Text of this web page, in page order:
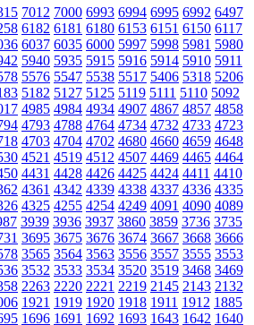
7012 7000 6993 6994 6995 6992 6497
6182 6181 6180 6153 6151 6150 6117
6037 6035 6000 5997 5998 5981 5980
5940 5935 5915 5916 5914 5910 5911
5576 5547 5538 5517 5406 5318 5206
5182 5127 5125 5119 5111 5110 5092
4985 4984 4934 4907 4867 4857 4858
4793 4788 4764 4734 4732 4733 4723
4703 4704 4702 4680 4660 4659 4648
4521 4519 4512 4507 4469 4465 4464
4431 4428 4426 4425 4424 4411 4410
4361 4342 4339 4338 4337 4336 4335
4325 4255 4254 4249 4091 4090 4089
3939 3936 3937 3860 3859 3736 3735
3695 3675 3676 3674 3667 3668 3666
3565 3564 3563 3556 3557 3555 3553
3532 3533 3534 3520 3519 3468 3469
2263 2220 2221 2219 2145 2143 2132
1921 1919 1920 1918 1911 1912 1885
1696 1691 1692 1693 1643 1642 1640